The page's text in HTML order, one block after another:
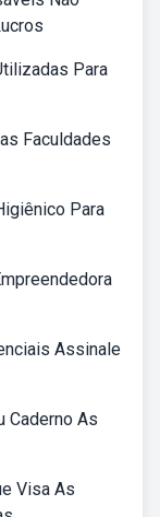
Para
Faculdades
Para
Assinale
Caderno As
Visa As